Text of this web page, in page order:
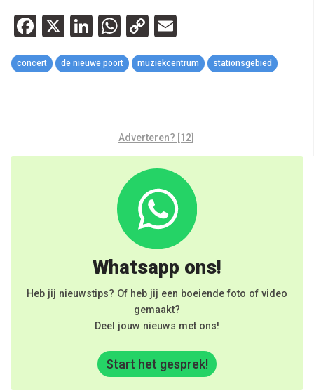
Facebook
X LinkedIn
WhatsApp
Copy
Link
concert de nieuwe poort muziekcentrum stationsgebied
Adverteren? [12]
Whatsapp ons!
Heb jij nieuwstips? Of heb jij een boeiende foto of video
gemaakt?
Deel jouw nieuws met ons!
Start het gesprek!